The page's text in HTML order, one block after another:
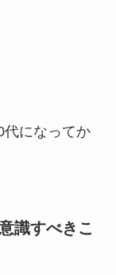
代になってか
識すべきこ